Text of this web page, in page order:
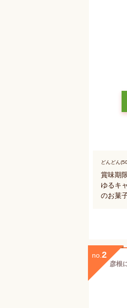
どんどん
賞味期
ゆるキ
のお菓
no. 2